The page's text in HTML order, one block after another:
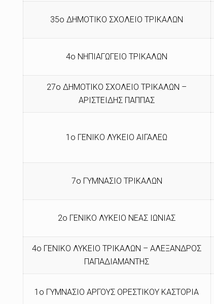
35ο ΔΗΜΟΤΙΚΟ ΣΧΟΛΕΙΟ ΤΡΙΚΑΛΩΝ
4ο ΝΗΠΙΑΓΩΓΕΙΟ ΤΡΙΚΑΛΩΝ
27ο ΔΗΜΟΤΙΚΟ ΣΧΟΛΕΙΟ ΤΡΙΚΑΛΩΝ –
ΑΡΙΣΤΕΙΔΗΣ ΠΑΠΠΑΣ
1ο ΓΕΝΙΚΟ ΛΥΚΕΙΟ ΑΙΓΑΛΕΩ
7ο ΓΥΜΝΑΣΙΟ ΤΡΙΚΑΛΩΝ
2ο ΓΕΝΙΚΟ ΛΥΚΕΙΟ ΝΕΑΣ ΙΩΝΙΑΣ
4ο ΓΕΝΙΚΟ ΛΥΚΕΙΟ ΤΡΙΚΑΛΩΝ – ΑΛΕΞΑΝΔΡΟΣ
ΠΑΠΑΔΙΑΜΑΝΤΗΣ
1ο ΓΥΜΝΑΣΙΟ ΑΡΓΟΥΣ ΟΡΕΣΤΙΚΟΥ ΚΑΣΤΟΡΙΑ